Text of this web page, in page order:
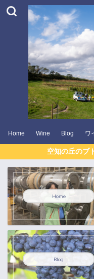
Home Wine Blog ワ
空知の丘のブ
Home
Blog